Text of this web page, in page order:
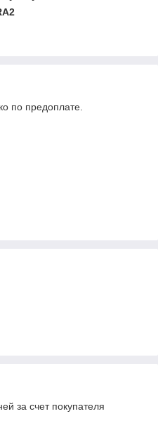
по предоплате.
за счет покупателя